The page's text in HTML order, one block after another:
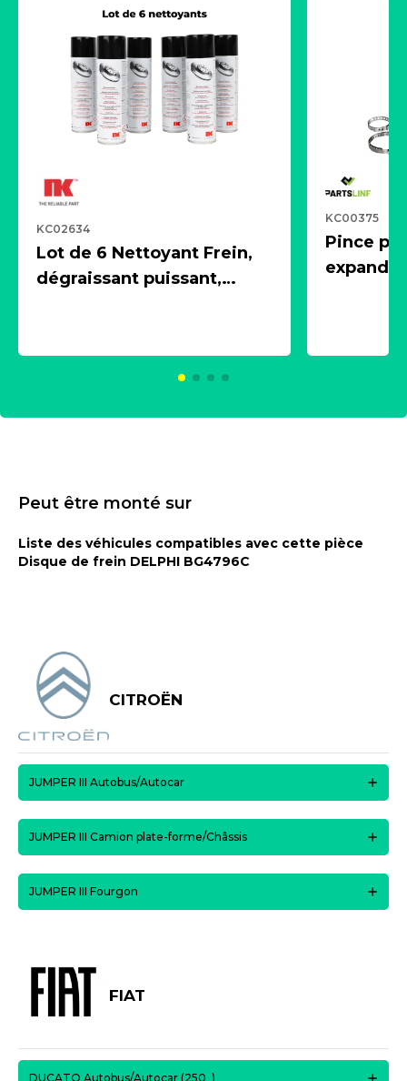
KC02634
Lot de 6 Nettoyant Frein,
dégraissant puissant,
KC00375
Pince
Peut être monté sur
Liste des véhicules compatibles avec cette pièce
Disque de frein DELPHI BG4796C
CITROËN
JUMPER III Autobus/Autocar
JUMPER III Camion plate-forme/Châssis
JUMPER III Fourgon
FIAT
DUCATO Autobus/Autocar (250_)